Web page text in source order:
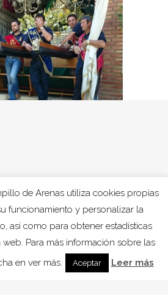
de Arenas utiliza cookies propias
funcionamiento y personalizar la
así como para obtener estadísticas
Para más información sobre las
en ver más.
Aceptar Leer más